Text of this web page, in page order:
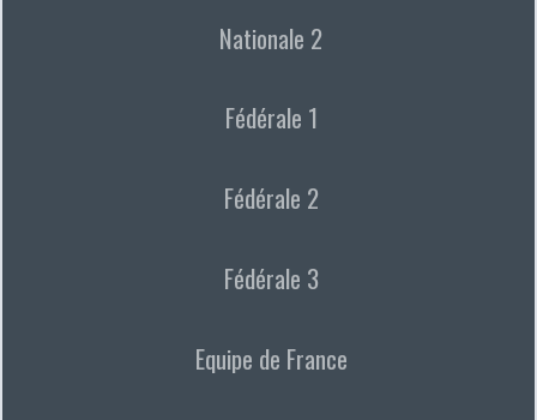
Nationale 2
Fédérale 1
Fédérale 2
Fédérale 3
Equipe de France